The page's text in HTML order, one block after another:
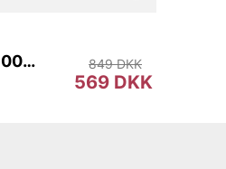
Oscar Skjorta 6000 Slim
569 DKK
849 DKK